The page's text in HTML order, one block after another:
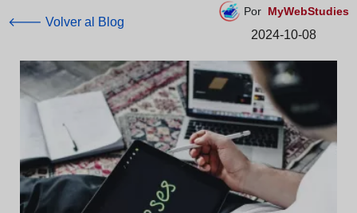
🡐 Volver al Blog
Por MyWebStudies
2024-10-08